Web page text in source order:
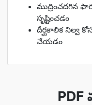
ముద్రించదగిన
సృష్టించడం
దీర్ఘకాలిక నిల్వ
చేయడం
PDF